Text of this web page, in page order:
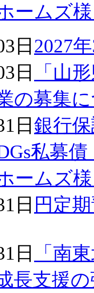
ームズ
日 2027
日
「山
の募集
日 銀行
私募
ームズ
日 円定
日
「南
長支援